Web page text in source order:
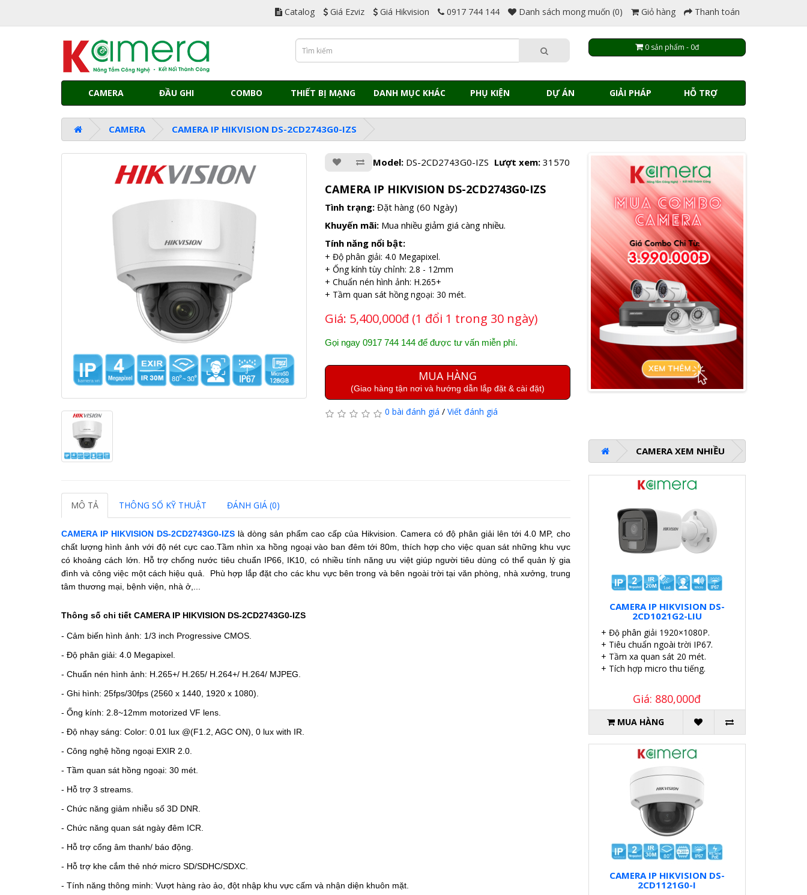
Catalog Giá Ezviz Giá Hikvision 0917 744 144 Danh sách mong muốn (0) Giỏ hàng Thanh toán
0 sản phẩm - 0đ
CAMERA ĐẦU GHI COMBO THIẾT BỊ MẠNG DANH MỤC KHÁC PHỤ KIỆN DỰ ÁN GIẢI PHÁP HỖ TRỢ
CAMERA CAMERA IP HIKVISION DS-2CD2743G0-IZS
Model: DS-2CD2743G0-IZS Lượt xem: 31570
CAMERA IP HIKVISION DS-2CD2743G0-IZS
Tình trạng: Đặt hàng (60 Ngày)
Khuyến mãi: Mua nhiều giảm giá càng nhiều.
Tính năng nổi bật:
+ Độ phân giải: 4.0 Megapixel.
+ Ống kính tùy chỉnh: 2.8 - 12mm
+ Chuẩn nén hình ảnh: H.265+
+ Tầm quan sát hồng ngoại: 30 mét.
Giá: 5,400,000đ (1 đổi 1 trong 30 ngày)
Gọi ngay 0917 744 144 để được tư vấn miễn phí.
MUA HÀNG
(Giao hàng tận nơi và hướng dẫn lắp đặt & cài đặt)
0 bài đánh giá / Viết đánh giá
MÔ TẢ THÔNG SỐ KỸ THUẬT ĐÁNH GIÁ (0)
CAMERA IP HIKVISION DS-2CD2743G0-IZS là dòng sản phẩm cao cấp của Hikvision. Camera có độ phân giải lên tới 4.0 MP, cho
chất lượng hình ảnh với độ nét cực cao.Tầm nhìn xa hồng ngoại vào ban đêm tới 80m, thích hợp cho việc quan sát những khu vực
có khoảng cách lớn. Hỗ trợ chống nước tiêu chuẩn IP66, IK10, có nhiều tính năng ưu việt giúp người tiêu dùng có thể quản lý gia
đình và công việc một cách hiệu quả. Phù hợp lắp đặt cho các khu vực bên trong và bên ngoài trời tại văn phòng, nhà xưởng, trung
tâm thương mại, bệnh viện, nhà ở,...
Thông số chi tiết CAMERA IP HIKVISION DS-2CD2743G0-IZS
- Cảm biến hình ảnh: 1/3 inch Progressive CMOS.
- Độ phân giải: 4.0 Megapixel.
- Chuẩn nén hình ảnh: H.265+/ H.265/ H.264+/ H.264/ MJPEG.
- Ghi hình: 25fps/30fps (2560 x 1440, 1920 x 1080).
- Ống kính: 2.8~12mm motorized VF lens.
- Độ nhạy sáng: Color: 0.01 lux @(F1.2, AGC ON), 0 lux with IR.
- Công nghệ hồng ngoại EXIR 2.0.
- Tầm quan sát hồng ngoại: 30 mét.
- Hỗ trợ 3 streams.
- Chức năng giảm nhiễu số 3D DNR.
- Chức năng quan sát ngày đêm ICR.
- Hỗ trợ cổng âm thanh/ báo động.
- Hỗ trợ khe cắm thẻ nhớ micro SD/SDHC/SDXC.
- Tính năng thông minh: Vượt hàng rào ảo, đột nhập khu vực cấm và nhận diện khuôn mặt.
CAMERA XEM NHIỀU
CAMERA IP HIKVISION DS-
2CD1021G2-LIU
+ Độ phân giải 1920×1080P.
+ Tiêu chuẩn ngoài trời IP67.
+ Tầm xa quan sát 20 mét.
+ Tích hợp micro thu tiếng.
Giá: 880,000đ
MUA HÀNG
CAMERA IP HIKVISION DS-
2CD1121G0-I